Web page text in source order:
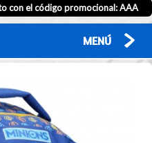
con el código promocional:AAA
MENÚ